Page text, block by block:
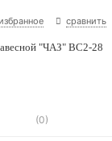
сравнить
"ЧАЗ" ВС2-28
(0)